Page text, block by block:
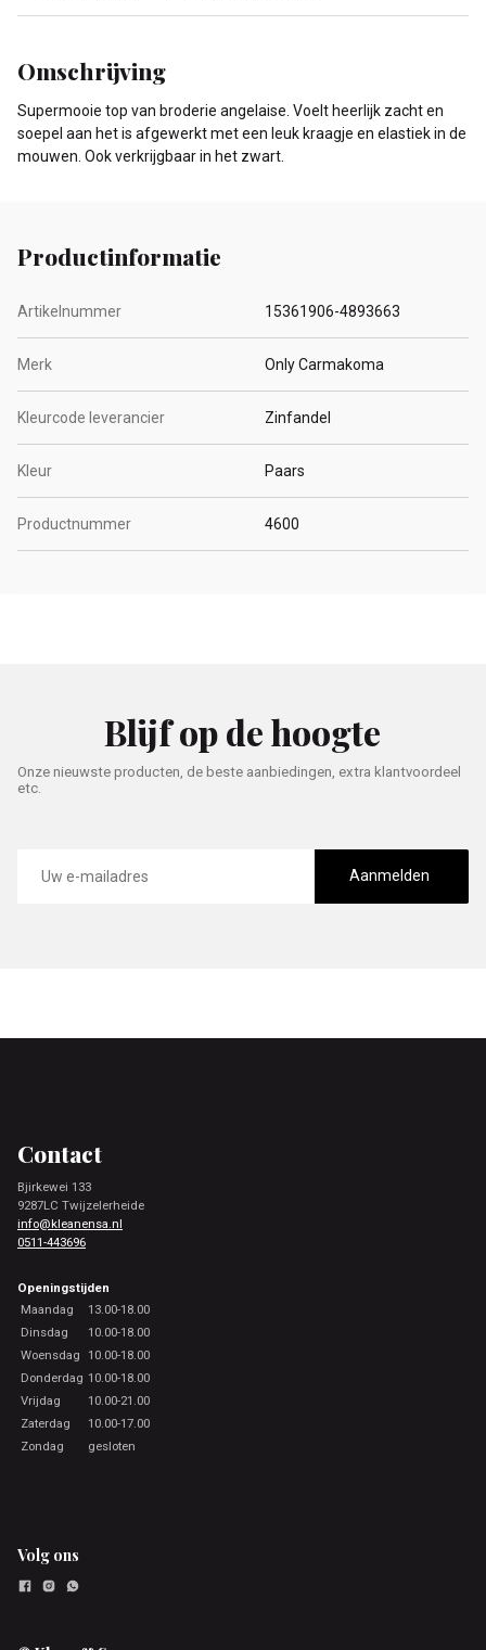
Omschrijving
Supermooie top van broderie angelaise. Voelt heerlijk zacht en
soepel aan het is afgewerkt met een leuk kraagje en elastiek in de
mouwen. Ook verkrijgbaar in het zwart.
Productinformatie
Artikelnummer 15361906-4893663
Merk Only Carmakoma
Kleurcode leverancier Zinfandel
Kleur Paars
Productnummer 4600
Blijf op de hoogte
Onze nieuwste producten, de beste aanbiedingen, extra klantvoordeel
etc.
mailadres
Aanmelden
Contact
Bjirkewei 133
9287LC Twijzelerheide
info@kleanensa.nl
0511-443696
Openingstijden
Maandag
13.00-18.00
Dinsdag
10.00-18.00
Woensdag 10.00-18.00
Donderdag 10.00-18.00
Vrijdag
10.00-21.00
Zaterdag
10.00-17.00
Zondag
gesloten
Volg ons